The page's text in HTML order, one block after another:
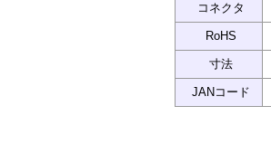
コネクタ
RoHS
寸法
JANコード